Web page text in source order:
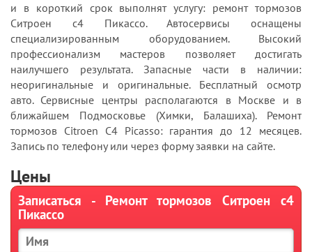
и в короткий срок выполнят услугу: ремонт тормозов
Ситроен с4 Пикассо. Автосервисы оснащены
специализированным оборудованием. Высокий
профессионализм мастеров позволяет достигать
наилучшего результата. Запасные части в наличии:
неоригинальные и оригинальные. Бесплатный осмотр
авто. Сервисные центры располагаются в Москве и в
ближайшем Подмосковье (Химки, Балашиха). Ремонт
тормозов Citroen C4 Picasso: гарантия до 12 месяцев.
Запись по телефону или через форму заявки на сайте.
Цены
Записаться - Ремонт тормозов Ситроен с4
Пикассо